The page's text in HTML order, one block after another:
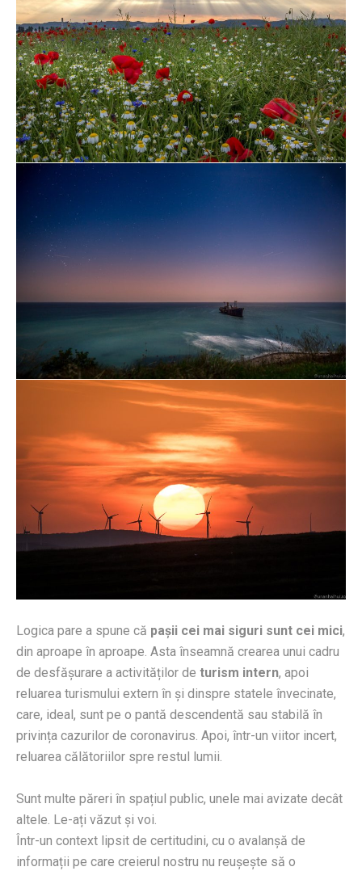
Logica pare a spune că pașii cei mai siguri sunt cei mici,
din aproape în aproape. Asta înseamnă crearea unui cadru
de desfășurare a activităților de turism intern, apoi
reluarea turismului extern în și dinspre statele învecinate,
care, ideal, sunt pe o pantă descendentă sau stabilă în
privința cazurilor de coronavirus. Apoi, într-un viitor incert,
reluarea călătoriilor spre restul lumii.
Sunt multe păreri în spațiul public, unele mai avizate decât
altele. Le-ați văzut și voi.
Într-un context lipsit de certitudini, cu o avalanșă de
informații pe care creierul nostru nu reușește să o